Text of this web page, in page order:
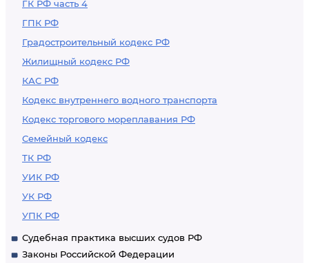
ГК РФ часть 4
ГПК РФ
Градостроительный кодекс РФ
Жилищный кодекс РФ
КАС РФ
Кодекс внутреннего водного транспорта
Кодекс торгового мореплавания РФ
Семейный кодекс
ТК РФ
УИК РФ
УК РФ
УПК РФ
Судебная практика высших судов РФ
Законы Российской Федерации